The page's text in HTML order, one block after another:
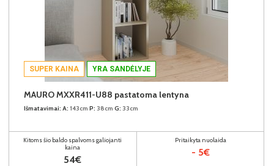
SUPER KAINA YRA SANDĖLYJE
MAURO MXXR411-U88 pastatoma lentyna
Išmatavimai: A: 143cm P: 38cm G: 33cm
Kitoms šio baldo spalvoms galiojanti
kaina
54€
Pritaikyta nuolaida
- 5€